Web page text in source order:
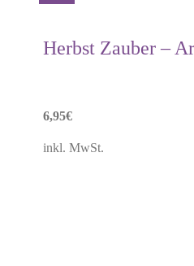
Herbst Zauber –
6,95€
inkl. MwSt.